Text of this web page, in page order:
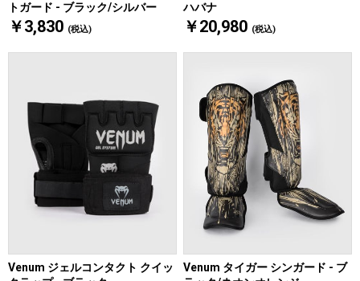
トガード - ブラック/シルバー
￥3,830 (税込)
ハバナ
￥20,980 (税込)
Venum ジェルコンタクト クイッ
Venum タイガー シンガード - ブ